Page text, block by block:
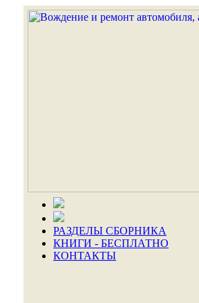
РАЗДЕЛЫ СБОРНИКА
КНИГИ - БЕСПЛАТНО
КОНТАКТЫ